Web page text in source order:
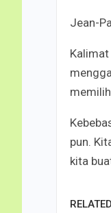
Jean-
pun.
kita